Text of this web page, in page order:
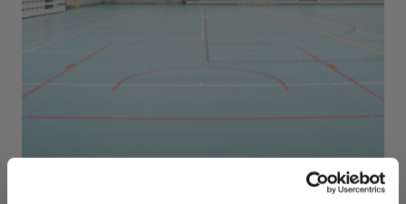
Sport Vlaanderen Herentals